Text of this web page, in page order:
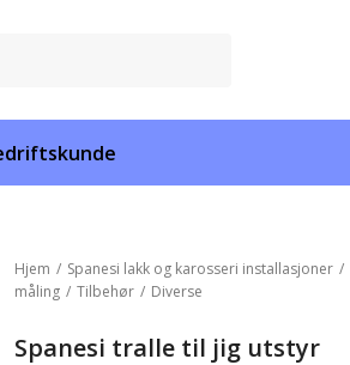
Hjem / Spanesi lakk og karosseri installasjoner /
måling / Tilbehør / Diverse
Spanesi tralle til jig utstyr